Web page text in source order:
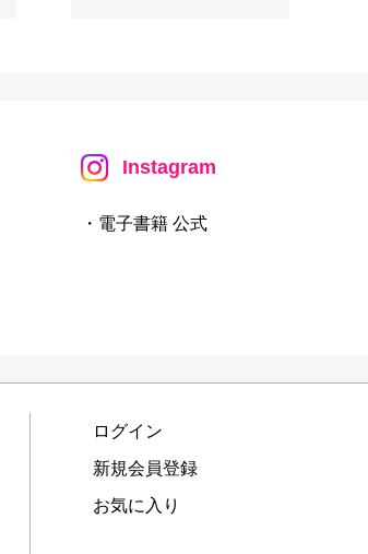
Instagram
・電子書籍 公式
ログイン
新規会員登録
お気に入り